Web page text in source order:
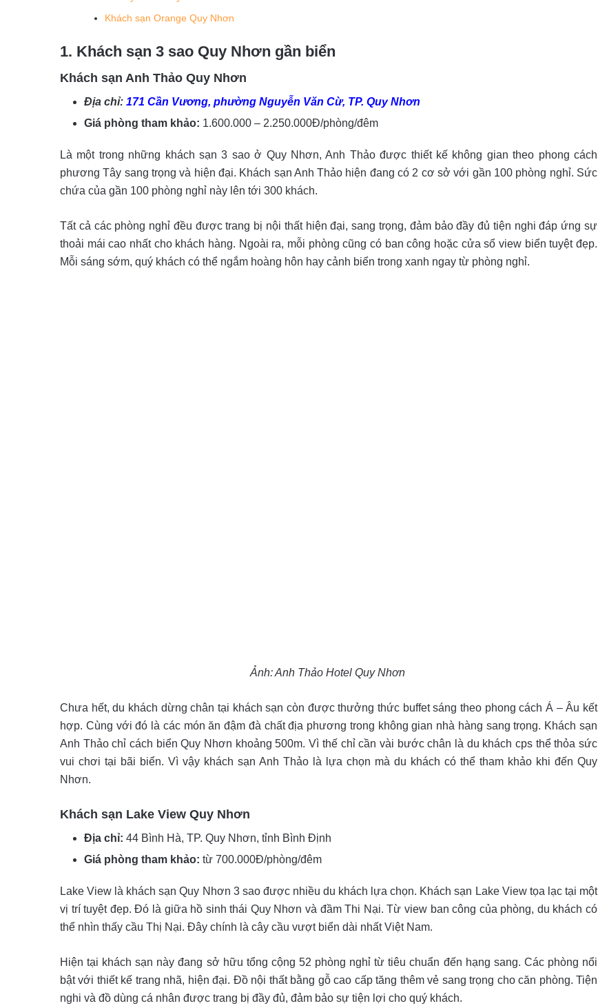
Khách sạn Orange Quy Nhơn
1. Khách sạn 3 sao Quy Nhơn gần biển
Khách sạn Anh Thảo Quy Nhơn
Địa chỉ: 171 Cần Vương, phường Nguyễn Văn Cừ, TP. Quy Nhơn
Giá phòng tham khảo: 1.600.000 – 2.250.000Đ/phòng/đêm
Là một trong những khách sạn 3 sao ở Quy Nhơn, Anh Thảo được thiết kế không gian theo phong cách
phương Tây sang trọng và hiện đại. Khách sạn Anh Thảo hiện đang có 2 cơ sở với gần 100 phòng nghỉ. Sức
chứa của gần 100 phòng nghỉ này lên tới 300 khách.
Tất cả các phòng nghỉ đều được trang bị nội thất hiện đại, sang trọng, đảm bảo đầy đủ tiện nghi đáp ứng sự
thoải mái cao nhất cho khách hàng. Ngoài ra, mỗi phòng cũng có ban công hoặc cửa sổ view biển tuyệt đẹp.
Mỗi sáng sớm, quý khách có thể ngắm hoàng hôn hay cảnh biển trong xanh ngay từ phòng nghỉ.
Ảnh: Anh Thảo Hotel Quy Nhơn
Chưa hết, du khách dừng chân tại khách sạn còn được thưởng thức buffet sáng theo phong cách Á – Âu kết
hợp. Cùng với đó là các món ăn đậm đà chất địa phương trong không gian nhà hàng sang trọng. Khách sạn
Anh Thảo chỉ cách biển Quy Nhơn khoảng 500m. Vì thế chỉ cần vài bước chân là du khách cps thể thỏa sức
vui chơi tại bãi biển. Vì vậy khách sạn Anh Thảo là lựa chọn mà du khách có thể tham khảo khi đến Quy
Nhơn.
Khách sạn Lake View Quy Nhơn
Địa chỉ: 44 Bình Hà, TP. Quy Nhơn, tỉnh Bình Định
Giá phòng tham khảo: từ 700.000Đ/phòng/đêm
Lake View là khách sạn Quy Nhơn 3 sao được nhiều du khách lựa chọn. Khách sạn Lake View tọa lạc tại một
vị trí tuyệt đẹp. Đó là giữa hồ sinh thái Quy Nhơn và đầm Thi Nại. Từ view ban công của phòng, du khách có
thể nhìn thấy cầu Thị Nại. Đây chính là cây cầu vượt biển dài nhất Việt Nam.
Hiện tại khách sạn này đang sở hữu tổng cộng 52 phòng nghỉ từ tiêu chuẩn đến hạng sang. Các phòng nổi
bật với thiết kế trang nhã, hiện đại. Đồ nội thất bằng gỗ cao cấp tăng thêm vẻ sang trọng cho căn phòng. Tiện
nghi và đồ dùng cá nhân được trang bị đầy đủ, đảm bảo sự tiện lợi cho quý khách.